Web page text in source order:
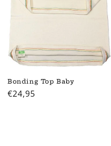
Bonding Top Baby
Normaler
€24,95